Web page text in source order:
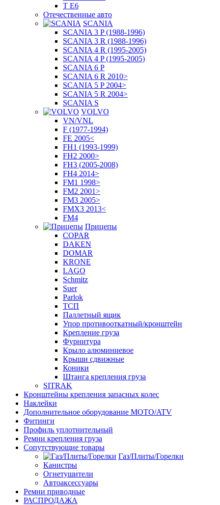
T E6
Отечественные авто
SCANIA
SCANIA 3 P (1988-1996)
SCANIA 3 R (1988-1996)
SCANIA 4 R (1995-2005)
SCANIA 4 P (1995-2005)
SCANIA 6 P
SCANIA 6 R 2010>
SCANIA 5 P 2004>
SCANIA 5 R 2004>
SCANIA S
VOLVO
VN/VNL
F (1977-1994)
FE 2005<
FH1 (1993-1999)
FH2 2000>
FH3 (2005-2008)
FH4 2014>
FM1 1998>
FM2 2001>
FM3 2005>
FMX3 2013<
FM4
Прицепы
COPAR
DAKEN
DOMAR
KRONE
LAGO
Schmitz
Suer
Parlok
ТСП
Паллетный ящик
Упор противооткатный/кронштейн
Крепление груза
Фурнитура
Крыло алюминиевое
Крыши сдвижные
Коники
Штанга крепления груза
SITRAK
Кронштейны крепления запасных колес
Наклейки
Дополнительное оборудование MOTO/ATV
Фитинги
Профиль уплотнительный
Ремни крепления груза
Сопутствующие товары
Газ/Плиты/Горелки
Канистры
Огнетушители
Автоаксессуары
Ремни приводные
РАСПРОДАЖА